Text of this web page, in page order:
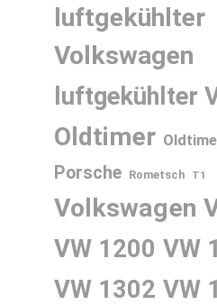
luftgekühlter
Volkswagen
luftgekühlter
Oldtimer
Porsche Rometsch T1
Volkswagen
VW 1200 VW
VW 1302 VW